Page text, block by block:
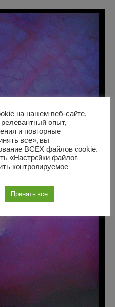
на нашем веб-сайте,
опыт,
и повторные
все», вы
ВСЕХ файлов cookie.
«Настройки файлов
контролируемое
Принять все